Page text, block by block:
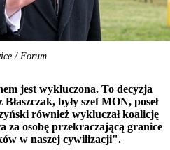
/ Forum
jest wykluczona. To decyzja
były szef MON, poseł
również wykluczał koalicję
osobę przekraczającą granice
w naszej cywilizacji".